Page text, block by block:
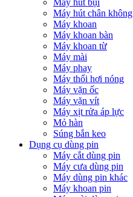
Máy hút bụi
Máy hút chân không
Máy khoan
Máy khoan bàn
Máy khoan từ
Máy mài
Máy phay
Máy thổi hơi nóng
Máy vặn ốc
Máy vặn vít
Máy xịt rửa áp lực
Mỏ hàn
Súng bắn keo
Dụng cụ dùng pin
Máy cắt dùng pin
Máy cưa dùng pin
Máy dùng pin khác
Máy khoan pin